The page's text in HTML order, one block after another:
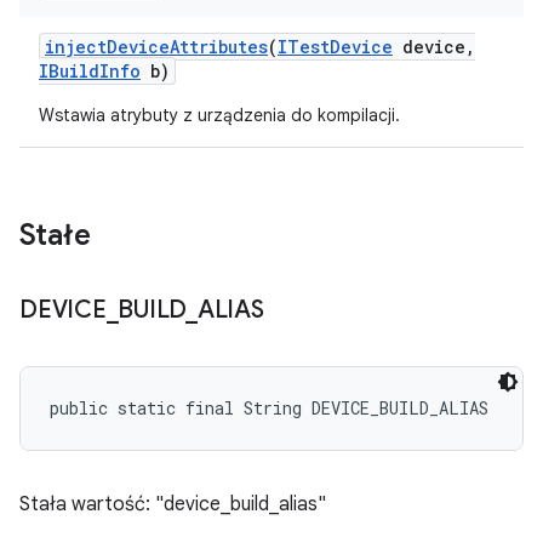
injectDeviceAttributes(ITestDevice device ,
IBuildInfo b)
Wstawia atrybuty z urządzenia do kompilacji.
Stałe
DEVICE BUILD ALIAS
public static final String DEVICE_BUILD_ALIAS
Stała wartość: "device_build_alias"